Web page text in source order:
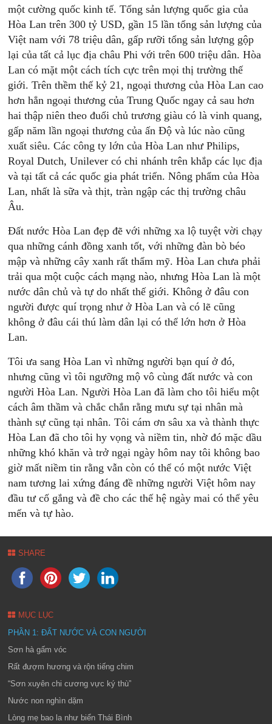
một cường quốc kinh tế. Tổng sản lượng quốc gia của
Hòa Lan trên 300 tỷ USD, gần 15 lần tổng sản lượng của
Việt nam với 78 triệu dân, gấp rưỡi tổng sản lượng gộp
lại của tất cả lục địa châu Phi với trên 600 triệu dân. Hòa
Lan có mặt một cách tích cực trên mọi thị trường thế
giới. Trên thềm thế kỷ 21, ngoại thương của Hòa Lan cao
hơn hẳn ngoại thương của Trung Quốc ngay cả sau hơn
hai thập niên theo đuổi chủ trương giàu có là vinh quang,
gấp năm lần ngoại thương của ấn Độ và lúc nào cũng
xuất siêu. Các công ty lớn của Hòa Lan như Philips,
Royal Dutch, Unilever có chi nhánh trên khắp các lục địa
và tại tất cả các quốc gia phát triển. Nông phẩm của Hòa
Lan, nhất là sữa và thịt, tràn ngập các thị trường châu
Âu.
Đất nước Hòa Lan đẹp đẽ với những xa lộ tuyệt vời chạy
qua những cánh đồng xanh tốt, với những đàn bò béo
mập và những cây xanh rất thẩm mỹ. Hòa Lan chưa phải
trải qua một cuộc cách mạng nào, nhưng Hòa Lan là một
nước dân chủ và tự do nhất thế giới. Không ở đâu con
người được quí trọng như ở Hòa Lan và có lẽ cũng
không ở đâu cái thú làm dân lại có thể lớn hơn ở Hòa
Lan.
Tôi ưa sang Hòa Lan vì những người bạn quí ở đó,
nhưng cũng vì tôi ngưỡng mộ vô cùng đất nước và con
người Hòa Lan. Người Hòa Lan đã làm cho tôi hiểu một
cách âm thầm và chắc chắn rằng mưu sự tại nhân mà
thành sự cũng tại nhân. Tôi cám ơn sâu xa và thành thực
Hòa Lan đã cho tôi hy vọng và niềm tin, nhờ đó mặc dầu
những khó khăn và trở ngại ngày hôm nay tôi không bao
giờ mất niềm tin rằng vẫn còn có thể có một nước Việt
nam tương lai xứng đáng đề những người Việt hôm nay
đầu tư cố gắng và đề cho các thế hệ ngày mai có thể yêu
mến và tự hào.
SHARE
MỤC LỤC
PHẦN 1: ĐẤT NƯỚC VÀ CON NGƯỜI
Sơn hà gấm vóc
Rất đượm hương và rộn tiếng chim
“Sơn xuyên chi cương vực ký thù”
Nước non nghìn dặm
Lòng mẹ bao la như biển Thái Bình